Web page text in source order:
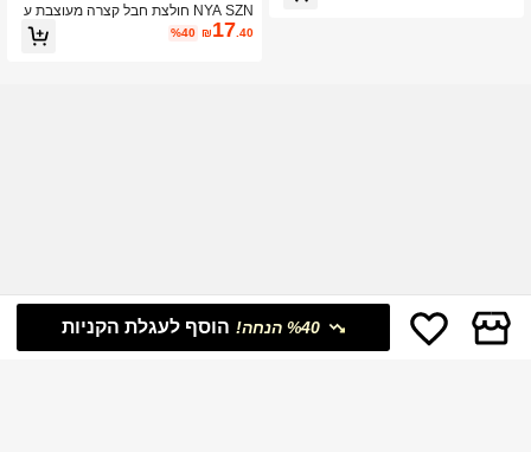
NYA SZN חולצת חבל קצרה מעוצבת ע
ם רקמה אופנתית לחופשה לנשים
₪17 .40
%40
%40 הנחה! הוסף לעגלת הקניות